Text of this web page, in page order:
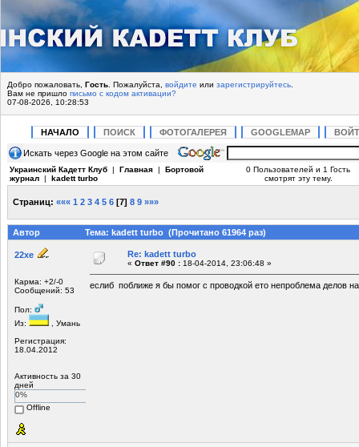
Добро пожаловать, Гость . Пожалуйста, войдите или зарегистрируйтесь
Вам не пришло письмо с кодом активации?
07-08-2026, 10:28:53
НАЧАЛО ПОИСК ФОТОГАЛЕРЕЯ GOOGLEMAP
Искать через Google на этом сайте
Украинский Кадетт Клуб | Главная | Бортовой
журнал | kadett turbo
0 Пользователей и 1 Гость
смотрят эту тему.
Страниц: ««« 1 2 3 4 5 6 [7] 8 9 »»»
Автор Тема: kadett turbo (Прочитано 61964 раз)
22xe
Карма: +2/-0
Сообщений: 53
Пол:
Из:
, Умань
Регистрация:
18.04.2012
Активность за 30
дней
0%
Offline
Re: kadett turbo
« Ответ #90 : 18-04-2014, 23:06:48 »
еслиб поближе я бы помог с проводкой ето непроблема делов